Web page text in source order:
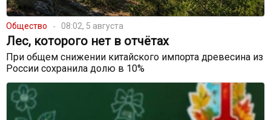
Общество 08:02, 5 августа
Лес, которого нет в отчётах
При общем снижении китайского импорта древесина из
России сохранила долю в 10%